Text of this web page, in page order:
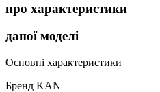
про характеристики
даної моделі
Основні характеристики
Бренд KAN